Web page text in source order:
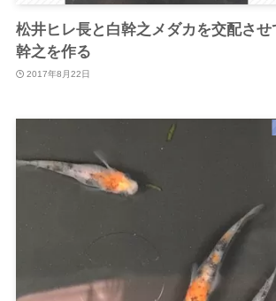
松井ヒレ長と白幹之メダカを交配させ
幹之を作る
2017年8月22日